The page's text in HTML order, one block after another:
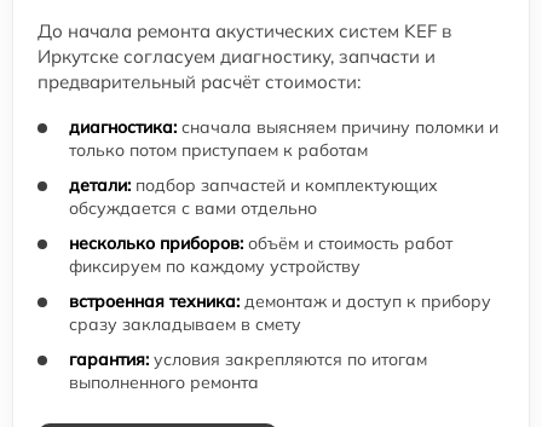
До начала ремонта акустических систем KEF в
Иркутске согласуем диагностику, запчасти и
предварительный расчёт стоимости:
диагностика: сначала выясняем причину поломки и
только потом приступаем к работам
детали: подбор запчастей и комплектующих
обсуждается с вами отдельно
несколько приборов: объём и стоимость работ
фиксируем по каждому устройству
встроенная техника: демонтаж и доступ к прибору
сразу закладываем в смету
гарантия: условия закрепляются по итогам
выполненного ремонта